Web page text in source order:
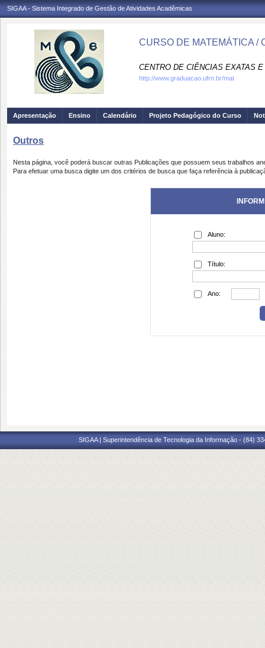
SIGAA - Sistema Integrado de Gestão de Atividades Acadêmicas
CURSO DE MATEMÁTICA /
CENTRO DE CIÊNCIAS EXATAS
http://www.graduacao.ufrn.br/mat
Apresentação Ensino Calendário Projeto Pedagógico do Curso
Outros
Nesta página, você poderá buscar outras Publicações que possuem seus trabalhos
Para efetuar uma busca digite um dos critérios de busca que faça referência à
Aluno:
Título:
Ano:
SIGAA | Superintendência de Tecnologia da Informação - (84)